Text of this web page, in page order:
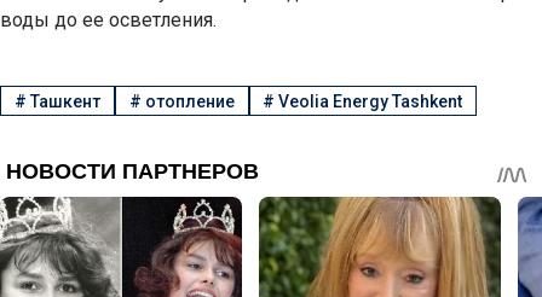
воды до ее осветления.
#Ташкент # отопление #Veolia Energy Tashkent